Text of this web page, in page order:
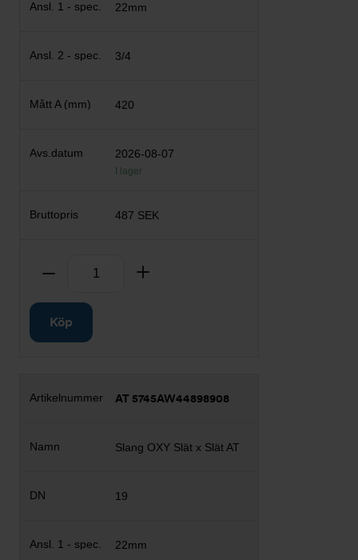
22mm
3/4
420
2026-08-07
I lager
487 SEK
Ta bort
Köp
AT 5745AW44898908
Slang OXY Slät x Slät AT
19
22mm